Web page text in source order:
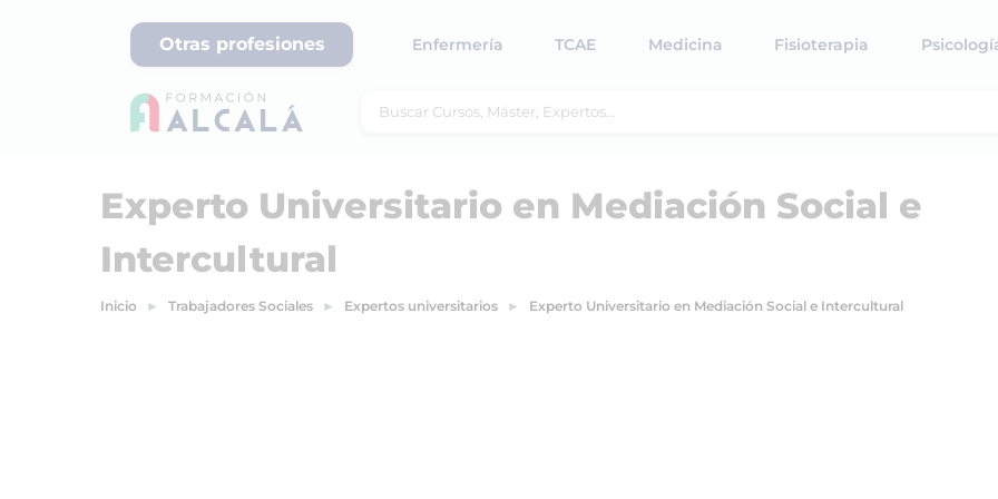
Otras profesiones Enfermería TCAE Medicina Fisioterapia
Experto Universitario en Mediación Social e
Intercultural
Inicio Trabajadores Sociales Expertos universitarios Experto Universitario en Mediación Social e Intercultural